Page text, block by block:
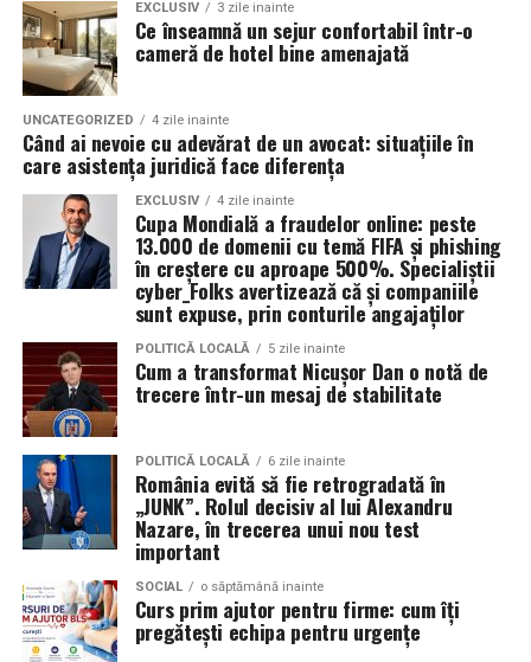
Rezultatul este un echilibru foarte bun între protecție și
economie de combustibil.
Pentru ce motoare este recomandat Ravenol VMP
USVO 5W30?
Tipul deulei de motor Ravenol
recomandat pentru numeroase motoare moderne care
necesită un ulei 5W30 cu aprobări OEM specifice.
În funcție de specificațiile constructorului, poate fi
utilizat pe vehicule ale unor mărci precum:
BMW;
Mercedes-Benz;
Volkswagen;
Audi;
Skoda;
Seat;
Porsche;
organizatorii unui eveniment pot reduce semnificativ
impactul negativ asupra mediului în comparație cu
soluțiile tradiționale, care sunt mult mai dăunătoare
pentru natură. Astfel, toaletele ecologice contribuie la
promovarea unui comportament responsabil din punct
de vedere ecologic și ajută la protejarea resurselor
naturale.
Impactul pozitiv asupra imaginii evenimentului
Alegerea unor soluții ecologice, precum tipul ecologic
de toaletă, poate aduce beneficii semnificative imaginii
unui eveniment. Într-o eră în care participanții devin din
ce în ce mai conștienți de problemele de mediu,
organizatorii care aleg să adopte soluții sustenabile, cum
ar fi închirierea toaletelor din gama ecologică, pot
câștiga aprecierea publicului.
Aceasta nu doar că îmbunătățește percepția față de
eveniment, dar poate și atrage mai mulți participanți
care sunt interesați de susținerea unor cauze ecologice.
Promovând un eveniment “verde”, organizatorii pot
atrage atenția asupra angajamentului față de protejarea
mediului și față de responsabilitatea socială.
EXCLUSIV 3 zile inainte
Ce înseamnă un sejur confortabil într-o
cameră de hotel bine amenajată
UNCATEGORIZED 4 zile inainte
Când ai nevoie cu adevărat de un avocat: situațiile în
care asistența juridică face diferența
EXCLUSIV 4 zile inainte
Cupa Mondială a fraudelor online: peste
13.000 de domenii cu temă FIFA și phishing
în creștere cu aproape 500%. Specialiștii
cyber_Folks avertizează că și companiile
sunt expuse, prin conturile angajaților
POLITICĂ LOCALĂ 5 zile inainte
Cum a transformat Nicușor Dan o notă de
trecere într-un mesaj de stabilitate
POLITICĂ LOCALĂ 6 zile inainte
România evită să fie retrogradată în
„JUNK”. Rolul decisiv al lui Alexandru
Nazare, în trecerea unui nou test
important
SOCIAL o săptămână inainte
Curs prim ajutor pentru firme: cum îți
pregătești echipa pentru urgențe